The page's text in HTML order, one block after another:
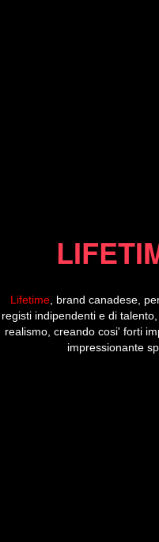
Lifetime , brand canadese,
registi indipendenti e di
realismo, creando cosi' forti
impressionante